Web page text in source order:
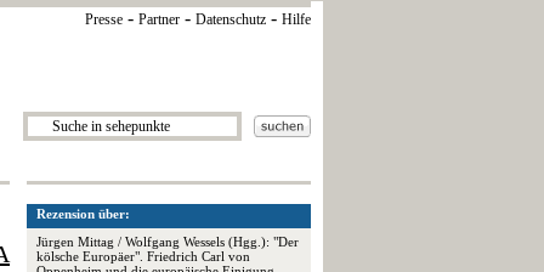
Presse - Partner - Datenschutz - Hilfe
Rezension über:
Jürgen Mittag / Wolfgang Wessels (Hgg.): "Der
kölsche Europäer". Friedrich Carl von